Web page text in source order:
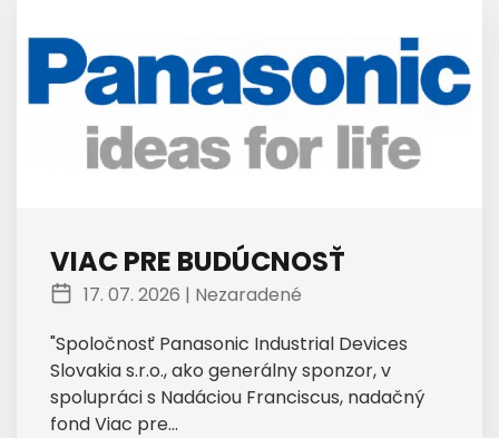
VIAC PRE BUDÚCNOSŤ
17. 07. 2026 | Nezaradené
"Spoločnosť Panasonic Industrial Devices
Slovakia s.r.o., ako generálny sponzor, v
spolupráci s Nadáciou Franciscus, nadačný
fond Viac pre...